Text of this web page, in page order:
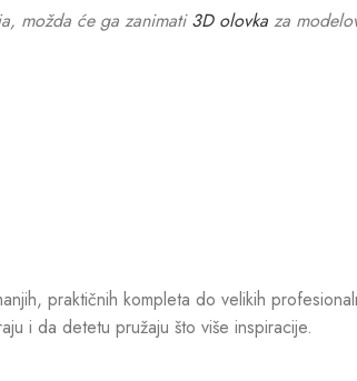
možda će ga zanimati3D olovka za
praktičnih kompleta do velikih
i da detetu pružaju što više inspiracije.